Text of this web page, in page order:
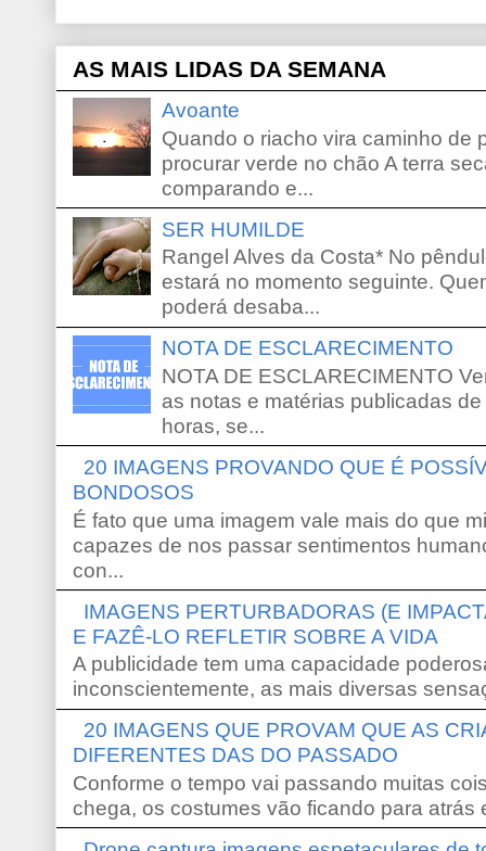
AS MAIS LIDAS DA SEMANA
Avoante
Quando o riacho vira caminho de
procurar verde no chão A terra
comparando e...
SER HUMILDE
Rangel Alves da Costa* No
estará no momento seguinte.
poderá desaba...
NOTA DE ESCLARECIMENTO
NOTA DE ESCLARECIMENTO
as notas e matérias publicadas
horas, se...
20 IMAGENS PROVANDO QUE É
BONDOSOS
É fato que uma imagem vale mais do que
capazes de nos passar sentimentos
con...
IMAGENS PERTURBADORAS (E
E FAZÊ-LO REFLETIR SOBRE A VIDA
A publicidade tem uma capacidade
inconscientemente, as mais diversas
20 IMAGENS QUE PROVAM QUE AS
DIFERENTES DAS DO PASSADO
Conforme o tempo vai passando muitas
chega, os costumes vão ficando para atrás